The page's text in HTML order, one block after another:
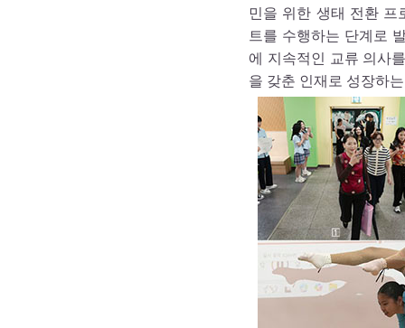
민을 위한 생태 전환 프
트를 수행하는 단계로
에 지속적인 교류 의사
을 갖춘 인재로 성장하